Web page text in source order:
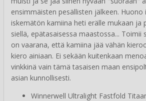
ensimmäisten pesällisten jälkeen.
iskemätön kamiina heti erälle mukaan ja
siellä, epätasaisessa maastossa... Toimii
on vaarana, että kamiina jää vähän
kiero ainiaan. Ei sekään kuitenkaan
vinkkinä vain tämä tasaisen maan
asian kunnollisesti.
Winnerwell Ultralight Fastfold